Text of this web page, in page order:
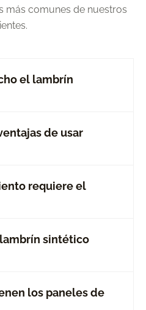
más comunes de nuestros
el lambrín
de usar
requiere el
sintético
los paneles de